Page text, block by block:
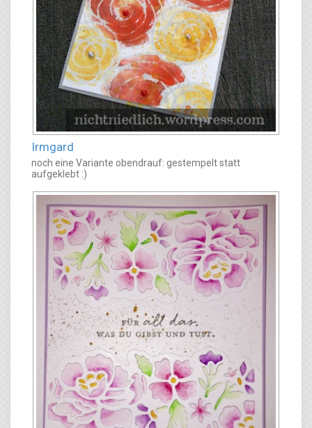
Irmgard
noch eine Variante obendrauf: gestempelt statt
aufgeklebt :)